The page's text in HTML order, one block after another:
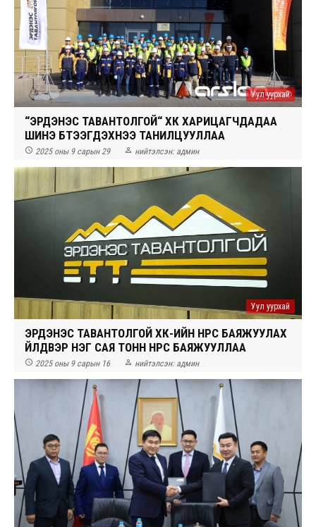
Уул уурхай
“ЭРДЭНЭС ТАВАНТОЛГОЙ“ ХК ХАРИЦАГЧДАДАА
ШИНЭ БҮТЭЭГДЭХҮҮНЭЭ ТАНИЛЦУУЛЛАА
 2025 оны 9 сарын 29  нийтэлсэн: админ
Уул уурхай
ЭРДЭНЭС ТАВАНТОЛГОЙ ХК-ИЙН НҮҮРС БАЯЖУУЛАХ
ҮЙЛДВЭР НЭГ САЯ ТОНН НҮҮРС БАЯЖУУЛЛАА
 2025 оны 9 сарын 16  нийтэлсэн: админ